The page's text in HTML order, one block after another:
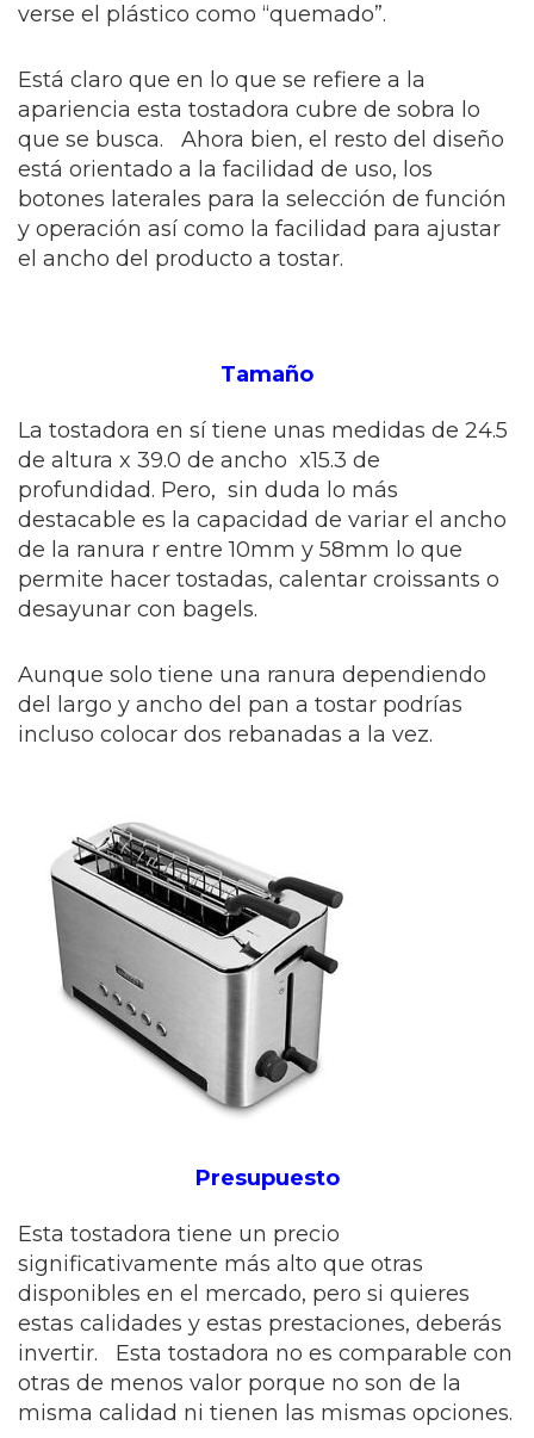
verse el plástico como “quemado”.
Está claro que en lo que se refiere a la
apariencia esta tostadora cubre de sobra lo
que se busca. Ahora bien, el resto del diseño
está orientado a la facilidad de uso, los
botones laterales para la selección de función
y operación así como la facilidad para ajustar
el ancho del producto a tostar.
Tamaño
La tostadora en sí tiene unas medidas de 24.5
de altura x 39.0 de ancho x15.3 de
profundidad. Pero, sin duda lo más
destacable es la capacidad de variar el ancho
de la ranura r entre 10mm y 58mm lo que
permite hacer tostadas, calentar croissants o
desayunar con bagels.
Aunque solo tiene una ranura dependiendo
del largo y ancho del pan a tostar podrías
incluso colocar dos rebanadas a la vez.
Presupuesto
Esta tostadora tiene un precio
significativamente más alto que otras
disponibles en el mercado, pero si quieres
estas calidades y estas prestaciones, deberás
invertir. Esta tostadora no es comparable con
otras de menos valor porque no son de la
misma calidad ni tienen las mismas opciones.